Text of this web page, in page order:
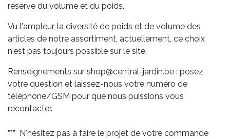
réserve du volume et du poids.
Vu l'ampleur, la diversité de poids et de volume des
articles de notre assortiment, actuellement, ce choix
n'est pas toujours possible sur le site.
Renseignements sur shop@central-jardin.be : posez
votre question et laissez-nous votre numéro de
téléphone/GSM pour que nous puissions vous
recontacter.
*** N'hésitez pas à faire le projet de votre commande